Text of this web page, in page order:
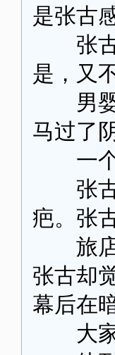
是张古
张古
是，又
男婴
马过了
一个
张古
疤。张
旅店
张古却
幕后在
大家